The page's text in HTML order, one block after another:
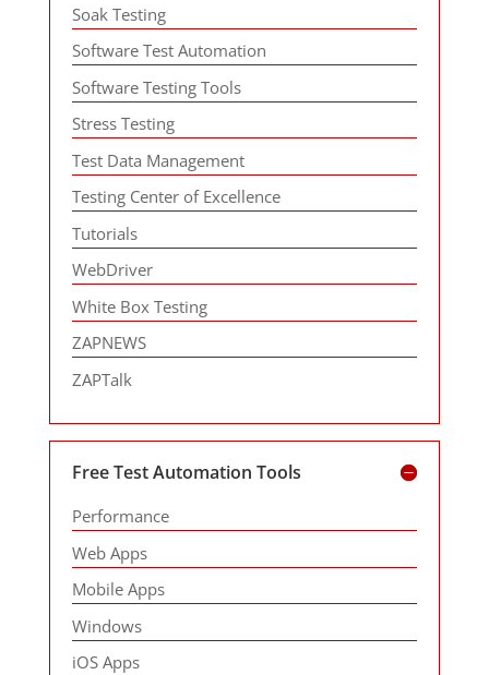
Soak Testing
Software Test Automation
Software Testing Tools
Stress Testing
Test Data Management
Testing Center of Excellence
Tutorials
WebDriver
White Box Testing
ZAPNEWS
ZAPTalk
Free Test Automation Tools
Performance
Web Apps
Mobile Apps
Windows
iOS Apps